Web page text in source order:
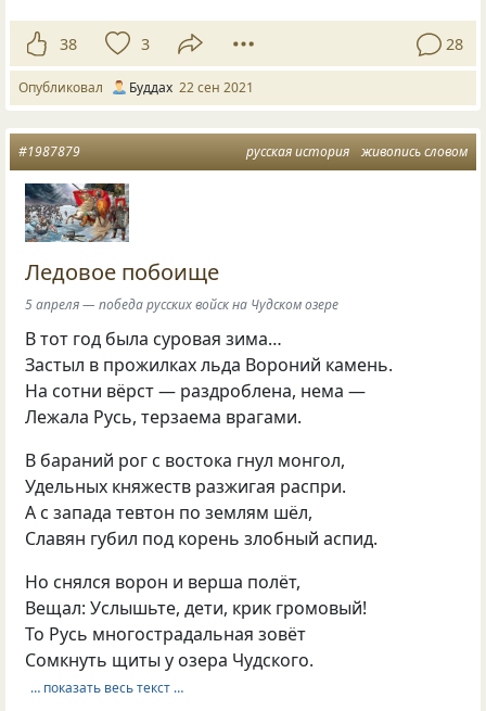
38 3 28
Опубликовал Буддах 22 сен 2021
русская история живопись словом
#1987879
Ледовое побоище
5 апреля — победа русских войск на Чудском озере
В тот год была суровая зима…
Застыл в прожилках льда Вороний камень.
На сотни вёрст — раздроблена, нема —
Лежала Русь, терзаема врагами.
В бараний рог с востока гнул монгол,
Удельных княжеств разжигая распри.
А с запада тевтон по землям шёл,
Славян губил под корень злобный аспид.
Но снялся ворон и верша полёт,
Вещал: Услышьте, дети, крик громовый!
То Русь многострадальная зовёт
Сомкнуть щиты у озера Чудского.
… показать весь текст …